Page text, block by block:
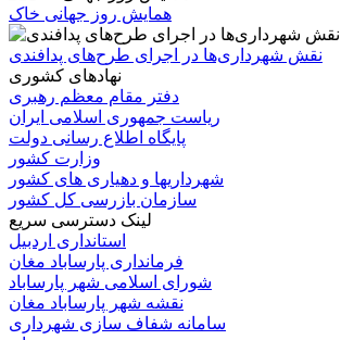
همایش روز جهانی خاک
نقش شهرداری‌ها در اجرای طرح‌های پدافندی
نهادهای کشوری
دفتر مقام معظم رهبری
ریاست جمهوری اسلامی ایران
پایگاه اطلاع رسانی دولت
وزارت کشور
شهرداریها و دهیاری های کشور
سازمان بازرسی کل کشور
لینک دسترسی سریع
استانداری اردبیل
فرمانداری پارساباد مغان
شورای اسلامی شهر پارساباد
نقشه شهر پارساباد مغان
سامانه شفاف سازی شهرداری